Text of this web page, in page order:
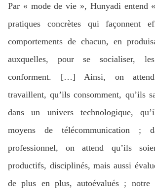
Par « mode de vie », Hunyadi entend
pratiques concrètes qui façonnent
comportements de chacun, en
auxquelles, pour se socialiser,
conforment. […] Ainsi, on attend
travaillent, qu’ils consomment, qu’ils
dans un univers technologique,
moyens de télécommunication ;
professionnel, on attend qu’ils
productifs, disciplinés, mais aussi
de plus en plus, autoévalués ; notre